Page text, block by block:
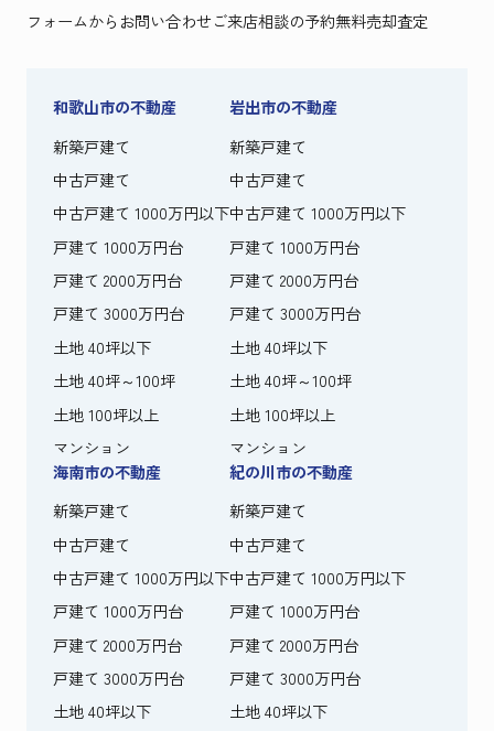
フォームからお問い合わせご来店相談の予約無料売却査定
和歌山市の不動産
新築戸建て
中古戸建て
中古戸建て 1000万円以下
戸建て 1000万円台
戸建て 2000万円台
戸建て 3000万円台
土地 40坪以下
土地 40坪～100坪
土地 100坪以上
マンション
岩出市の不動産
新築戸建て
中古戸建て
中古戸建て 1000万円以下
戸建て 1000万円台
戸建て 2000万円台
戸建て 3000万円台
土地 40坪以下
土地 40坪～100坪
土地 100坪以上
マンション
海南市の不動産
新築戸建て
中古戸建て
中古戸建て 1000万円以下
戸建て 1000万円台
戸建て 2000万円台
戸建て 3000万円台
土地 40坪以下
紀の川市の不動産
新築戸建て
中古戸建て
中古戸建て 1000万円以下
戸建て 1000万円台
戸建て 2000万円台
戸建て 3000万円台
土地 40坪以下